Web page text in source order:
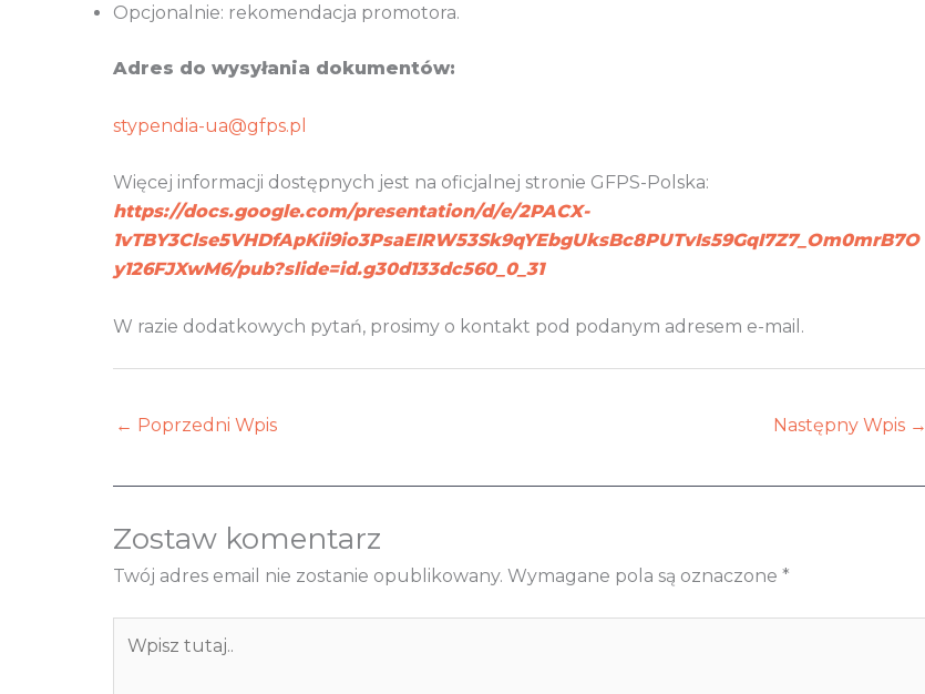
Opcjonalnie: rekomendacja promotora.
Adres do wysyłania dokumentów:
stypendia-ua@gfps.pl
Więcej informacji dostępnych jest na oficjalnej stronie GFPS-Polska:
https://docs.google.com/presentation/d/e/2PACX-
1vTBY3Clse5VHDfApKii9io3PsaEIRW53Sk9qYEbgUksBc8PUTvIs59GqI7Z7_Om0mrB7O
y126FJXwM6/pub?slide=id.g30d133dc560_0_31
W razie dodatkowych pytań, prosimy o kontakt pod podanym adresem e-mail.
← Poprzedni Wpis Następny Wpis →
Zostaw komentarz
Twój adres email nie zostanie opublikowany. Wymagane pola są oznaczone *
tutaj..